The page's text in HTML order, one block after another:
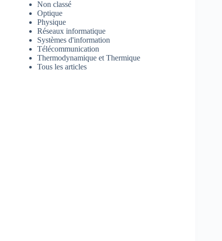
Non classé
Optique
Physique
Réseaux informatique
Systèmes d'information
Télécommunication
Thermodynamique et Thermique
Tous les articles